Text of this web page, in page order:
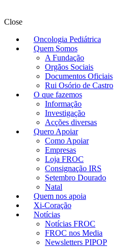
Close
Oncologia Pediátrica
Quem Somos
A Fundação
Orgãos Sociais
Documentos Oficiais
Rui Osório de Castro
O que fazemos
Informação
Investigação
Acções diversas
Quero Apoiar
Como Apoiar
Empresas
Loja FROC
Consignação IRS
Setembro Dourado
Natal
Quem nos apoia
Xi-Coração
Notícias
Notícias FROC
FROC nos Media
Newsletters PIPOP